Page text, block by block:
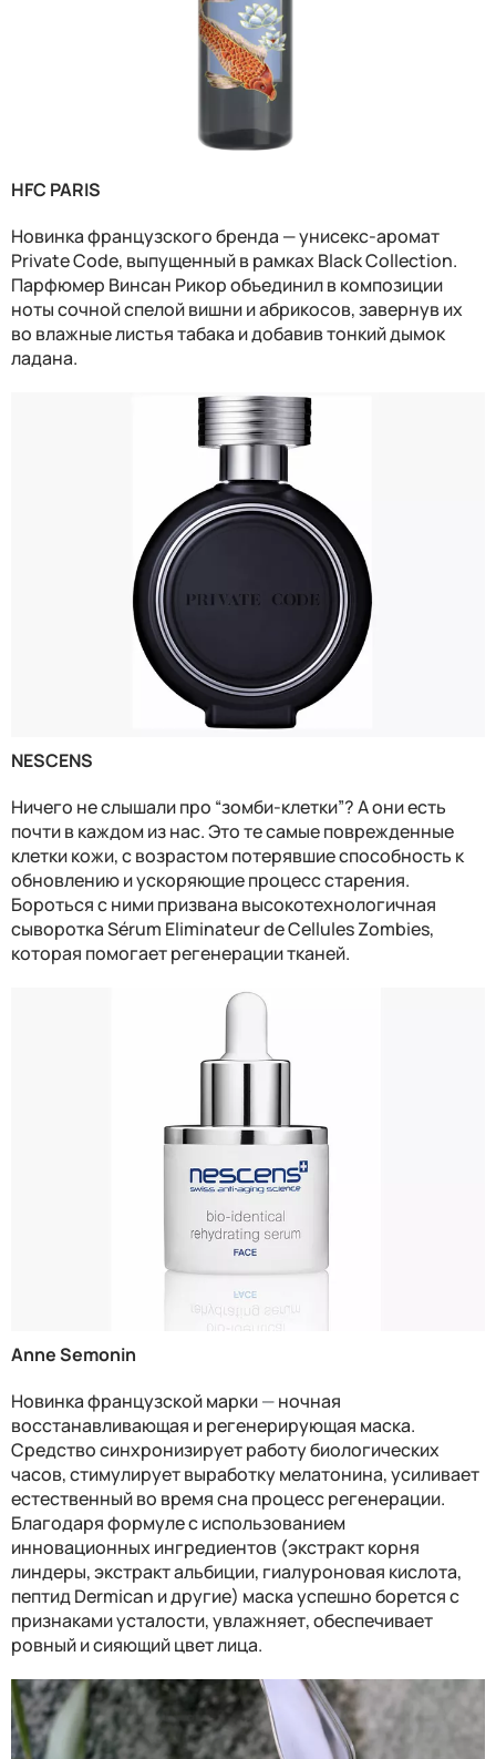
HFC PARIS
Новинка французского бренда — унисекс-аромат
Private Сode, выпущенный в рамках Black Collection.
Парфюмер Винсан Рикор объединил в композиции
ноты сочной спелой вишни и абрикосов, завернув их
во влажные листья табака и добавив тонкий дымок
ладана.
NESCENS
Ничего не слышали про “зомби-клетки”? А они есть
почти в каждом из нас. Это те самые поврежденные
клетки кожи, с возрастом потерявшие способность к
обновлению и ускоряющие процесс старения.
Бороться с ними призвана высокотехнологичная
сыворотка Sérum Eliminateur de Cellules Zombies,
которая помогает регенерации тканей.
Anne Semonin
Новинка французской марки—ночная
восстанавливающая и регенерирующая маска.
Средство синхронизирует работу биологических
часов, стимулирует выработку мелатонина, усиливает
естественный во время сна процесс регенерации.
Благодаря формуле с использованием
инновационных ингредиентов (экстракт корня
линдеры, экстракт альбиции, гиалуроновая кислота,
пептид Dermican и другие) маска успешно борется с
признаками усталости, увлажняет, обеспечивает
ровный и сияющий цвет лица.